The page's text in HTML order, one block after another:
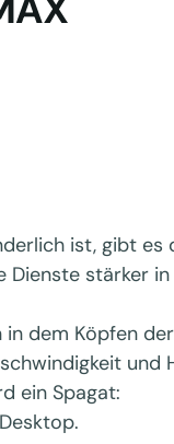
ist, gibt
stärker in
dem Köpfen
ein Spagat: